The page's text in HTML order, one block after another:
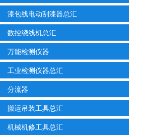
漆包线电动刮漆器总汇
数控绕线机总汇
万能检测仪器
工业检测仪器总汇
分流器
搬运吊装工具总汇
机械机修工具总汇